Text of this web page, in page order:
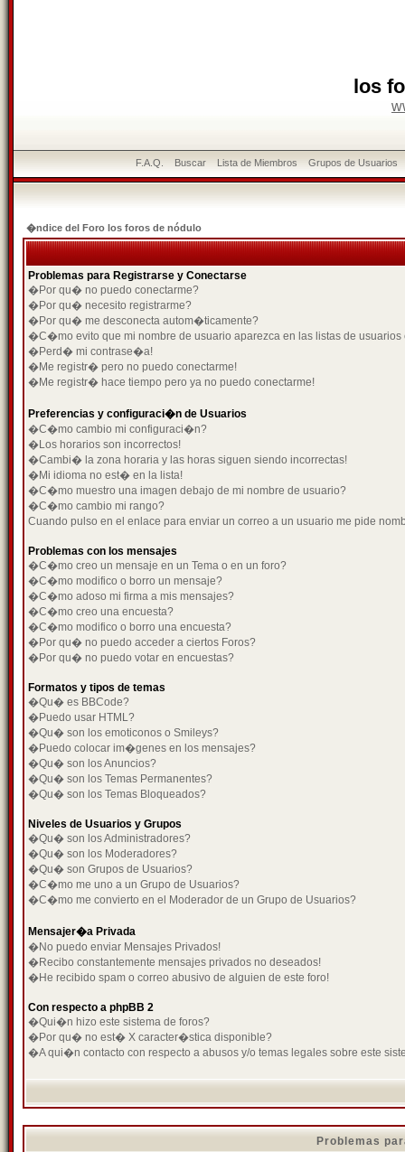
los
F.A.Q. Buscar Lista de Miembros Grupos de Usuarios
�ndice del Foro los foros de nódulo
Problemas para Registrarse y Conectarse
�Por qu� no puedo conectarme?
�Por qu� necesito registrarme?
�Por qu� me desconecta autom�ticamente?
�C�mo evito que mi nombre de usuario aparezca en las listas de usuarios
�Perd� mi contrase�a!
�Me registr� pero no puedo conectarme!
�Me registr� hace tiempo pero ya no puedo conectarme!
Preferencias y configuraci�n de Usuarios
�C�mo cambio mi configuraci�n?
�Los horarios son incorrectos!
�Cambi� la zona horaria y las horas siguen siendo incorrectas!
�Mi idioma no est� en la lista!
�C�mo muestro una imagen debajo de mi nombre de usuario?
�C�mo cambio mi rango?
Cuando pulso en el enlace para enviar un correo a un usuario me pide
Problemas con los mensajes
�C�mo creo un mensaje en un Tema o en un foro?
�C�mo modifico o borro un mensaje?
�C�mo adoso mi firma a mis mensajes?
�C�mo creo una encuesta?
�C�mo modifico o borro una encuesta?
�Por qu� no puedo acceder a ciertos Foros?
�Por qu� no puedo votar en encuestas?
Formatos y tipos de temas
�Qu� es BBCode?
�Puedo usar HTML?
�Qu� son los emoticonos o Smileys?
�Puedo colocar im�genes en los mensajes?
�Qu� son los Anuncios?
�Qu� son los Temas Permanentes?
�Qu� son los Temas Bloqueados?
Niveles de Usuarios y Grupos
�Qu� son los Administradores?
�Qu� son los Moderadores?
�Qu� son Grupos de Usuarios?
�C�mo me uno a un Grupo de Usuarios?
�C�mo me convierto en el Moderador de un Grupo de Usuarios?
Mensajer�a Privada
�No puedo enviar Mensajes Privados!
�Recibo constantemente mensajes privados no deseados!
�He recibido spam o correo abusivo de alguien de este foro!
Con respecto a phpBB 2
�Qui�n hizo este sistema de foros?
�Por qu� no est� X caracter�stica disponible?
�A qui�n contacto con respecto a abusos y/o temas legales sobre este
Problemas